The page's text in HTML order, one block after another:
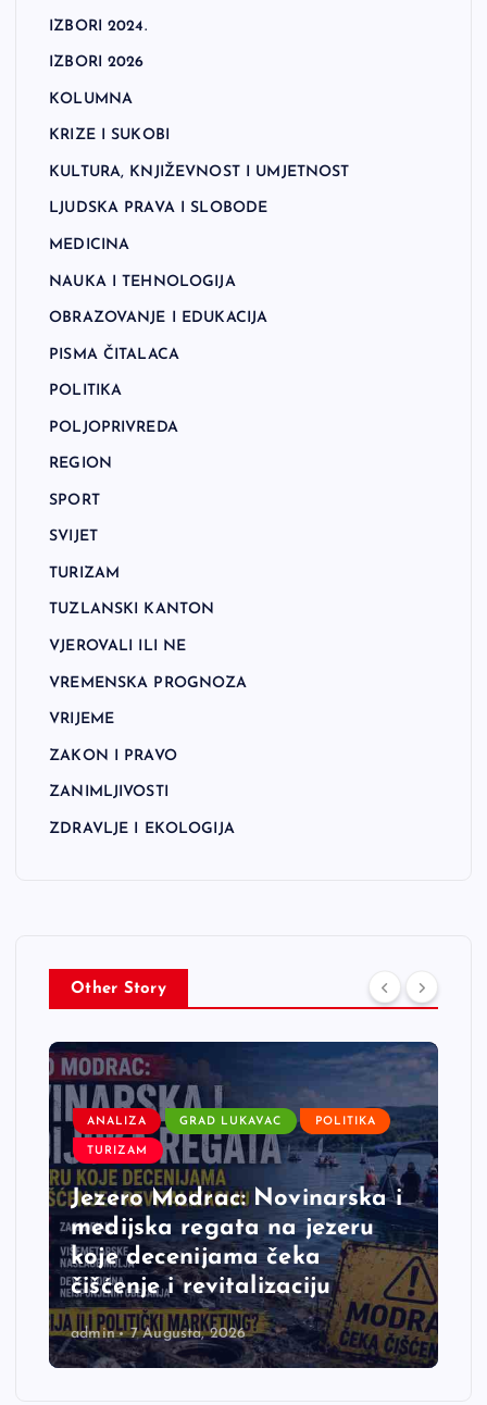
IZBORI 2024.
IZBORI 2026
KOLUMNA
KRIZE I SUKOBI
KULTURA, KNJIŽEVNOST I UMJETNOST
LJUDSKA PRAVA I SLOBODE
MEDICINA
NAUKA I TEHNOLOGIJA
OBRAZOVANJE I EDUKACIJA
PISMA ČITALACA
POLITIKA
POLJOPRIVREDA
REGION
SPORT
SVIJET
TURIZAM
TUZLANSKI KANTON
VJEROVALI ILI NE
VREMENSKA PROGNOZA
VRIJEME
ZAKON I PRAVO
ZANIMLJIVOSTI
ZDRAVLJE I EKOLOGIJA
Other Story
ANALIZA GRAD LUKAVAC POLITIKA
TURIZAM
Jezero Modrac: Novinarska i
medijska regata na jezeru
koje decenijama čeka
čišćenje i revitalizaciju
admin 7 Augusta, 2026